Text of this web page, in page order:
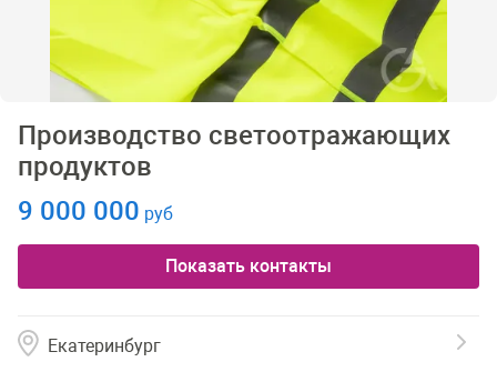
Производство светоотражающих
продуктов
9 000 000 руб
Показать контакты
Екатеринбург